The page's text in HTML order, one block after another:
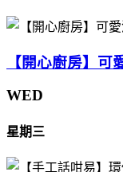
【開心廚房】可
WED
星期三